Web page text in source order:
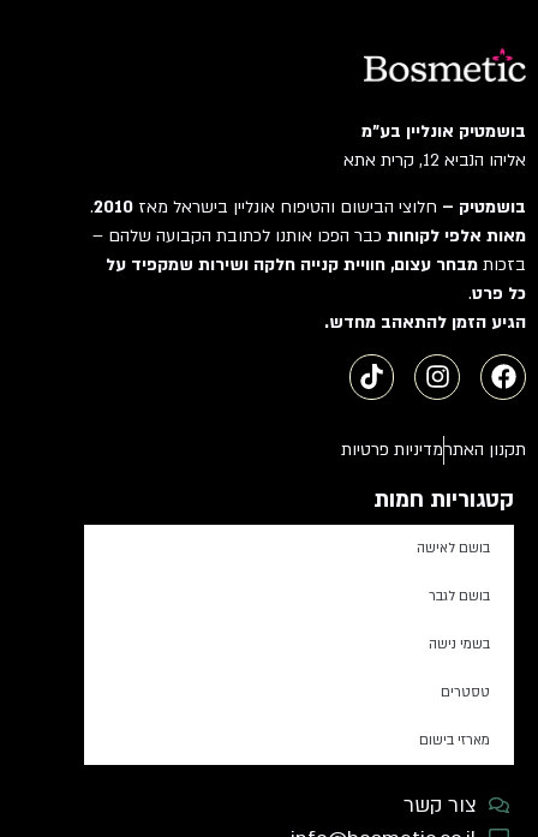
בושמטיק אונליין בע"מ
אליהו הנביא 12, קרית אתא
בושמטיק –חלוצי הבישום והטיפוח אונליין בישראל מאז2010
.
מאות אלפי לקוחותכבר הפכו אותנו לכתובת הקבועה שלהם –
בזכותמבחר עצום, חוויית קנייה חלקה ושירות שמקפיד על
כל פרט.
הגיע הזמן להתאהב מחדש.
תקנון האתרמדיניות פרטיות
קטגוריות חמות
בושם לאישה
בושם לגבר
בשמי נישה
טסטרים
מארזי בישום
צור קשר